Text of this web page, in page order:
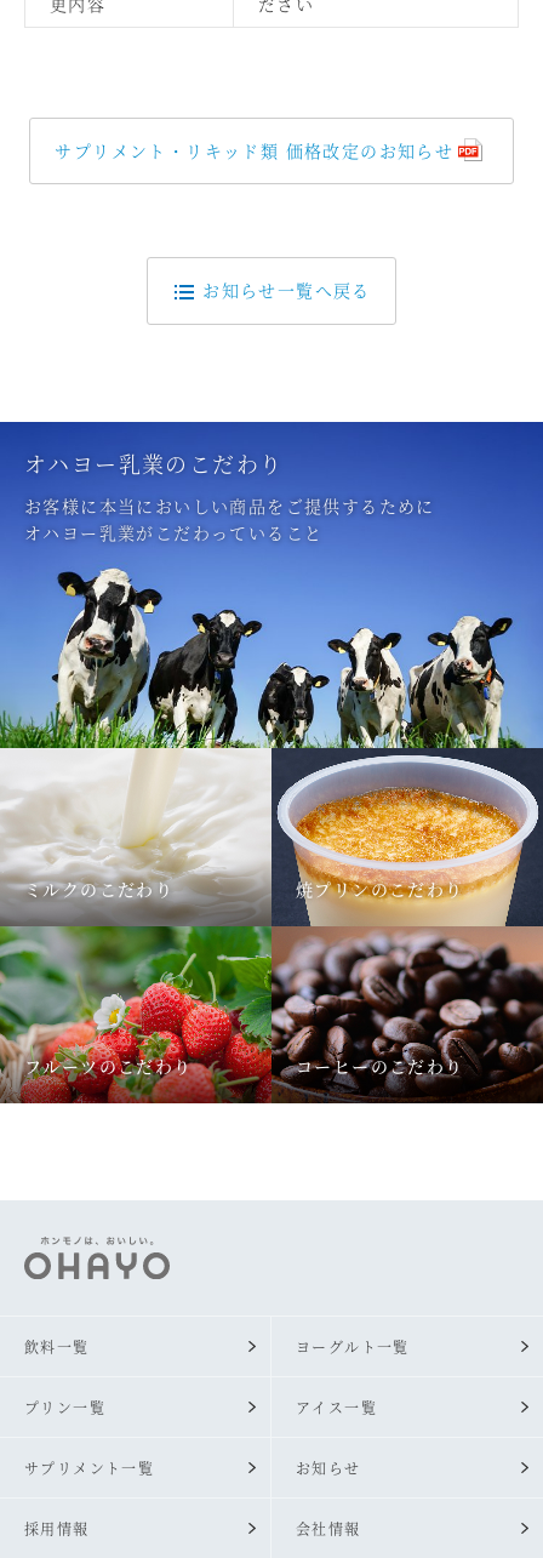
サプリメント・リキッド類 価格改定のお知らせ
お知らせ一覧へ戻る
オハヨー乳業のこだわり
お客様に本当においしい商品をご提供するために
オハヨー乳業がこだわっていること
ミルクのこだわり 焼プリンのこだわり
フルーツのこだわり コーヒーのこだわり
飲料一覧 ヨーグルト一覧
プリン一覧 アイス一覧
サプリメント一覧 お知らせ
採用情報 会社情報